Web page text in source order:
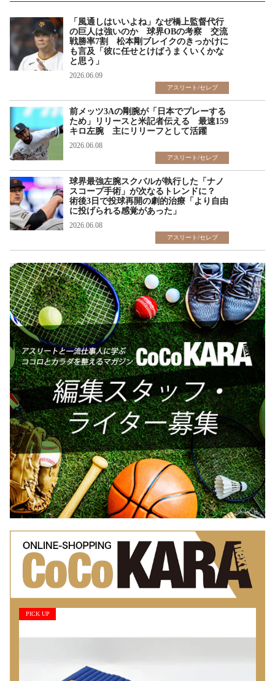
「風通しはいいよね」なぜ橋上監督代行
の巨人は強いのか 球界OBの考察 交流
戦勝率7割 松本剛ブレイクのきっかけに
も言及「彼に任せとけばうまくいくかな
と思う」
2026.06.09
アスリート/セレブ
前メッツ3Aの剛腕が「日本でプレーする
ため」リリースと米記者伝える 最速159
キロ左腕 主にリリーフとして活躍
2026.06.08
アスリート/セレブ
球界最強左腕スクバルが執行した「ナノ
スコープ手術」が次なるトレンドに？
術後3日で投球再開の劇的治療「より自由
に投げられる感覚があった」
2026.06.08
アスリート/セレブ
PICK UP